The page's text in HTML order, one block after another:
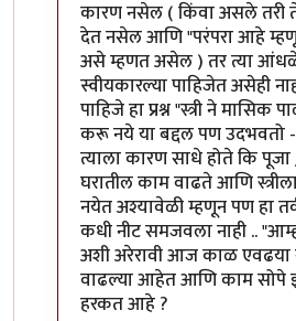
कारण नसेल ( किंवा असले तरी
देत नसेल आणि "परंपरा आहे
असे म्हणत असेल ) तर त्या
स्वीयकारल्या पाहिजेत असेही
पाहिजे हा प्रश्न "स्त्री ने मासिक
करू नये या बद्दल पण उदभवतो -
त्याला कारण साधे होते कि
घरातील काम वाढते आणि
नयेत अश्यावेळी म्हणून पण हा
कधी नीट समजवला नाही ..
अशी अरेरावी आज काळ एवढया
वाढल्या आहेत आणि काम
हरकत आहे ?